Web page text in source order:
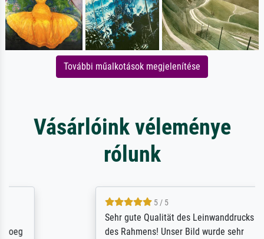
További műalkotások megjelenítése
Vásárlóink véleménye
rólunk
5 / 5
Sehr gute Qualität des Leinwanddrucks und
des Rahmens! Unser Bild wurde sehr